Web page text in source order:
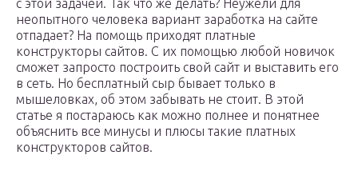
с этой задачей. Так что же делать? Неужели для
неопытного человека вариант заработка на сайте
отпадает? На помощь приходят платные
конструкторы сайтов. С их помощью любой новичок
сможет запросто построить свой сайт и выставить его
в сеть. Но бесплатный сыр бывает только в
мышеловках, об этом забывать не стоит. В этой
статье я постараюсь как можно полнее и понятнее
объяснить все минусы и плюсы такие платных
конструкторов сайтов.